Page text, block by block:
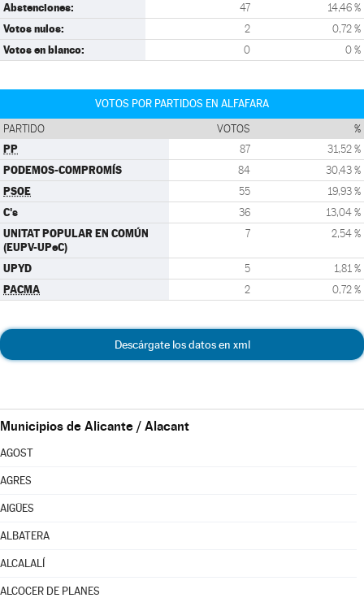
Abstenciones: 47 14,46 %
Votos nulos: 2 0,72 %
Votos en blanco: 0 0 %
VOTOS POR PARTIDOS EN ALFAFARA
PARTIDO VOTOS %
PP 87 31,52 %
PODEMOS-COMPROMÍS 84 30,43 %
PSOE 55 19,93 %
C's 36 13,04 %
UNITAT POPULAR EN COMÚN
(EUPV-UPeC)
7 2,54 %
UPYD 5 1,81 %
PACMA 2 0,72 %
Descárgate los datos en xml
Municipios de Alicante / Alacant
AGOST
AGRES
AIGÜES
ALBATERA
ALCALALÍ
ALCOCER DE PLANES